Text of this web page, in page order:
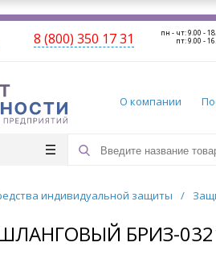
8 (800) 350 17 31 пн - чт: 9.00 -
пт: 9.00 -
О компании
индивидуальной защиты /
БРИЗ-